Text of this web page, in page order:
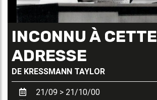
INCONNU À CETTE
ADRESSE
DE KRESSMANN TAYLOR
21/09 > 21/10/00